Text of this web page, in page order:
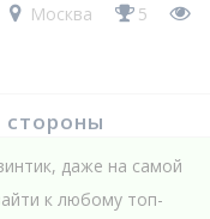
Москва
5
даже на самой
к любому топ-